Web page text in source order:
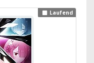
Laufend